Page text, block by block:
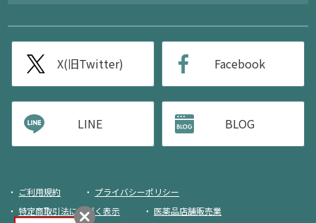
X(旧Twitter) Facebook
LINE BLOG
ご利用規約
プライバシーポリシー
特定商取引法に基づく表示
医薬品店舗販売業